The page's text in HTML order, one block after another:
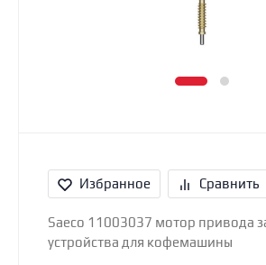
Избранное Сравнить
Saeco 11003037 мотор привода
устройства для кофемашины